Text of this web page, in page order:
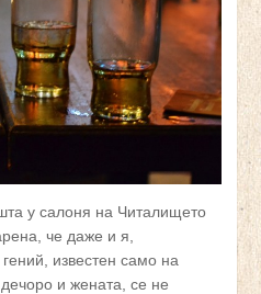
у салоня на Читалището
че даже и я,
известен само на
и жената, се не